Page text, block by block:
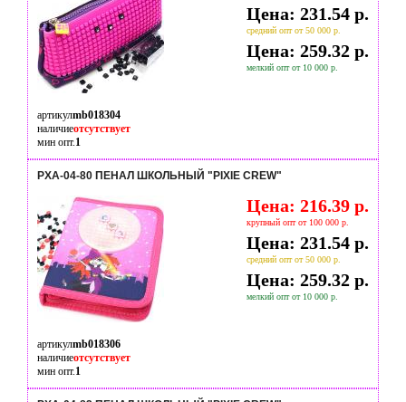
Цена: 231.54 р.
средний опт от 50 000 р.
Цена: 259.32 р.
мелкий опт от 10 000 р.
артикулmb018304
наличиеотсутствует
мин опт.1
PXA-04-80 ПЕНАЛ ШКОЛЬНЫЙ "PIXIE CREW"
Цена: 216.39 р.
крупный опт от 100 000 р.
Цена: 231.54 р.
средний опт от 50 000 р.
Цена: 259.32 р.
мелкий опт от 10 000 р.
артикулmb018306
наличиеотсутствует
мин опт.1